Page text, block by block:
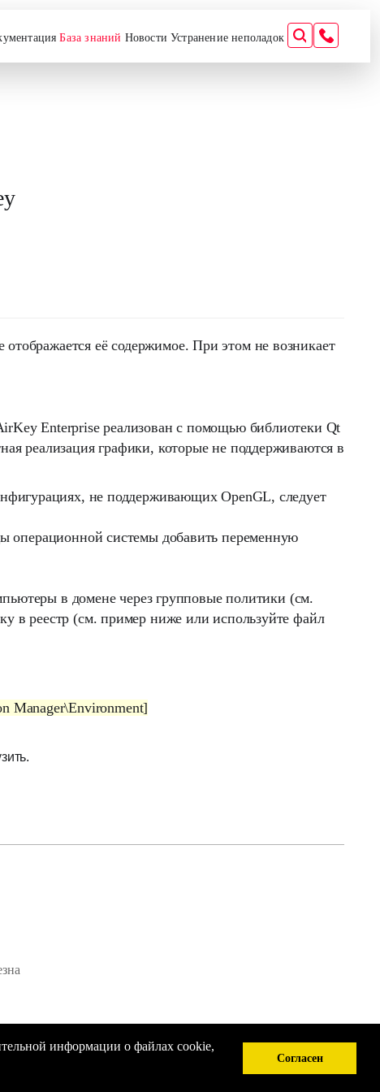
информации о файлах cookie,
Согласен
База знаний Новости Устранение неполадок
её содержимое. При этом не возникает
Enterpriseреализован с помощью библиотеки Qt
реализация графики, которые не поддерживаются в
не поддерживающихOpenGL, следует
операционной системы добавить переменную
в домене через групповые политики (см.
в реестр (см. пример ниже или используйте файл
Manager\Environment]